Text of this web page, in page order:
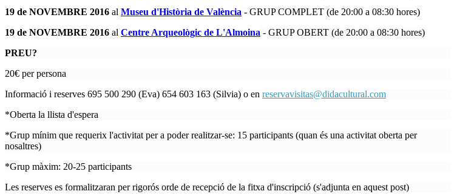
19 de NOVEMBRE 2016 al Museu d'Història de València - GRUP COMPLET (de 20:00 a 08:30 hores)
19 de NOVEMBRE 2016 al Centre Arqueològic de L'Almoina - GRUP OBERT (de 20:00 a 08:30 hores)
PREU?
20€ per persona
Informació i reserves 695 500 290 (Eva) 654 603 163 (Silvia) o en reservavisitas@didacultural.com
*Oberta la llista d'espera
*Grup mínim que requerix l'activitat per a poder realitzar-se: 15 participants (quan és una activitat oberta per
nosaltres)
*Grup màxim: 20-25 participants
Les reserves es formalitzaran per rigorós orde de recepció de la fitxa d'inscripció (s'adjunta en aquest post)